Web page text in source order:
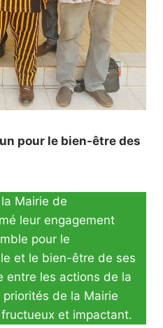
pour le bien-être des
Mairie de
leur engagement
pour le
et le bien-être de ses
entre les actions de la
priorités de la Mairie
et impactant.